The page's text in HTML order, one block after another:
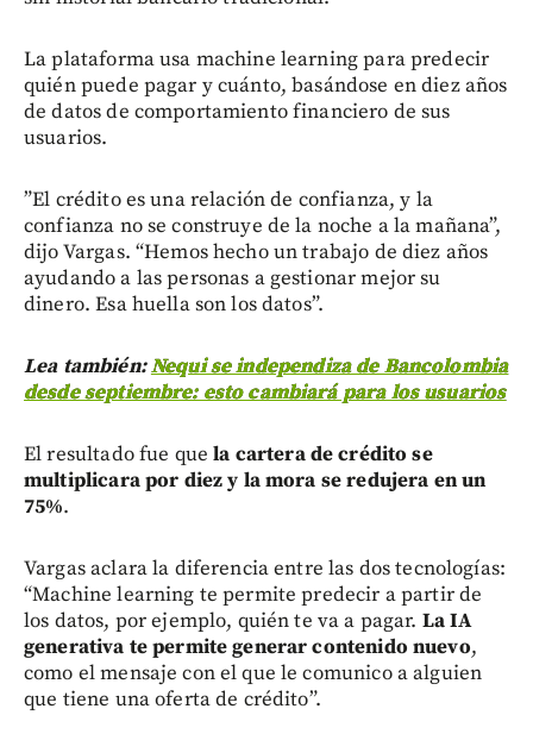
La plataforma usa machine learning para predecir
quién puede pagar y cuánto, basándose en diez años
de datos de comportamiento financiero de sus
usuarios.
”El crédito es una relación de confianza, y la
confianza no se construye de la noche a la mañana”,
dijo Vargas. “Hemos hecho un trabajo de diez años
ayudando a las personas a gestionar mejor su
dinero. Esa huella son los datos”.
Lea también:Nequi se independiza de Bancolombia
desde septiembre: esto cambiará para los usuarios
El resultado fue quela cartera de crédito se
multiplicara por diez y la mora se redujera en un
75%.
Vargas aclara la diferencia entre las dos tecnologías:
“Machine learning te permite predecir a partir de
los datos, por ejemplo, quién te va a pagar. La IA
generativa te permite generar contenido nuevo,
como el mensaje con el que le comunico a alguien
que tiene una oferta de crédito”.